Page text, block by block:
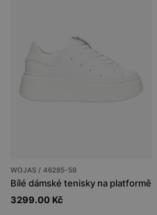
WOJAS / 46285-59
Bílé dámské tenisky na platformě
3299.00 Kč